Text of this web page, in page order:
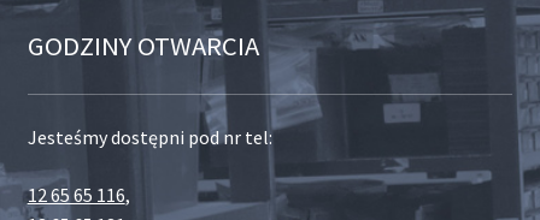
GODZINY OTWARCIA
Jesteśmy dostępni pod nr tel:
12 65 65 116,